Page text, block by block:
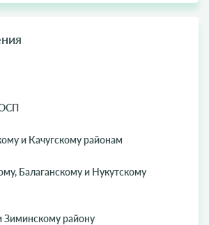
и Качугскому районам
Балаганскому и Нукутскому
Зиминскому району